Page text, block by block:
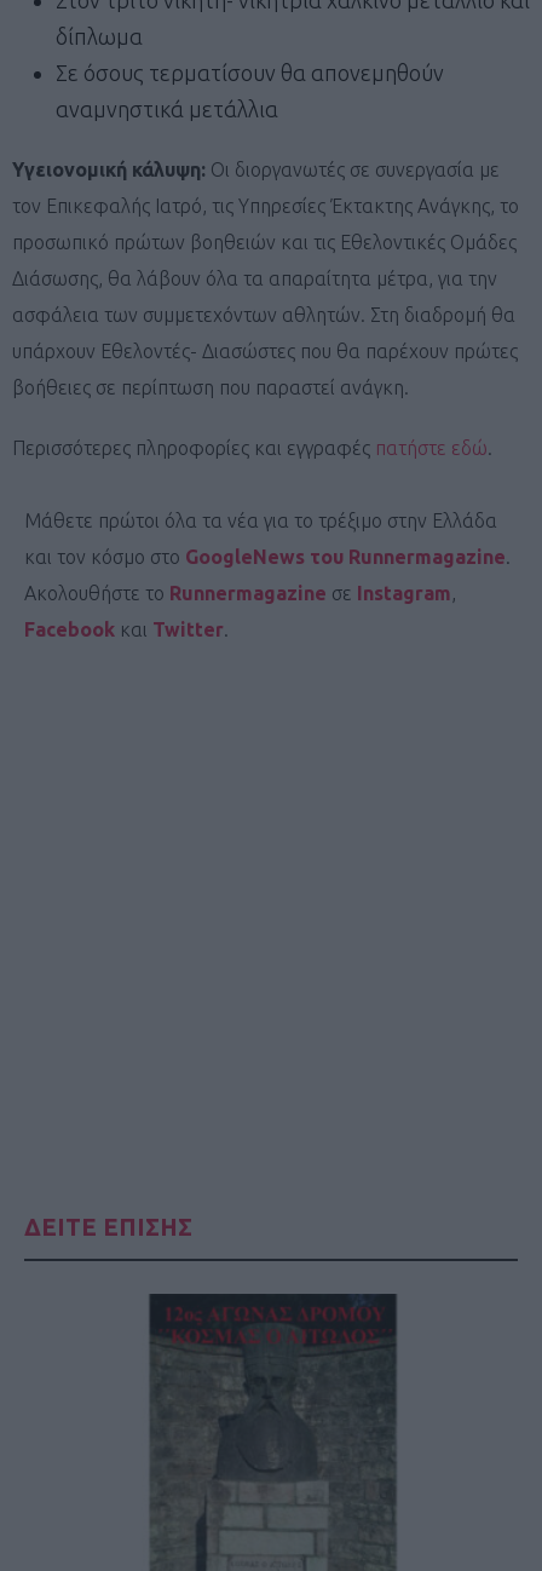
δίπλωμα
Σε όσους τερματίσουν θα απονεμηθούν
αναμνηστικά μετάλλια
Υγειονομική κάλυψη: Οι διοργανωτές σε συνεργασία με
τον Επικεφαλής Ιατρό, τις Υπηρεσίες Έκτακτης Ανάγκης, το
προσωπικό πρώτων βοηθειών και τις Εθελοντικές Ομάδες
Διάσωσης, θα λάβουν όλα τα απαραίτητα μέτρα, για την
ασφάλεια των συμμετεχόντων αθλητών. Στη διαδρομή θα
υπάρχουν Εθελοντές- Διασώστες που θα παρέχουν πρώτες
βοήθειες σε περίπτωση που παραστεί ανάγκη.
Περισσότερες πληροφορίες και εγγραφές πατήστε εδώ.
Μάθετε πρώτοι όλα τα νέα για το τρέξιμο στην Ελλάδα
και τον κόσμο στο GoogleNews του Runnermagazine.
Ακολουθήστε το Runnermagazine σε Instagram,
Facebook και Twitter.
ΔΕΙΤΕ ΕΠΙΣΗΣ